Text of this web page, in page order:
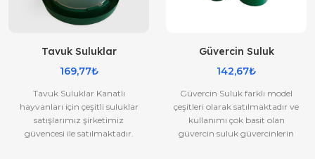
Tavuk Suluklar
169,77₺
Tavuk Suluklar Kanatlı
hayvanları için çeşitli suluklar
satışlarımız şirketimiz
güvencesi ile satılmaktadır.
Güvercin Suluk
142,67₺
Güvercin Suluk farklı model
çeşitleri olarak satılmaktadır ve
kullanımı çok basit olan
güvercin suluk güvercinlerin